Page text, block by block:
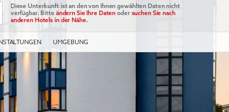
Diese Unterkunft ist an den von Ihnen gewählten Daten nicht
verfügbar. Bitte ändern Sie Ihre Daten oder suchen Sie nach
anderen Hotels in der Nähe.
UMGEBUNG